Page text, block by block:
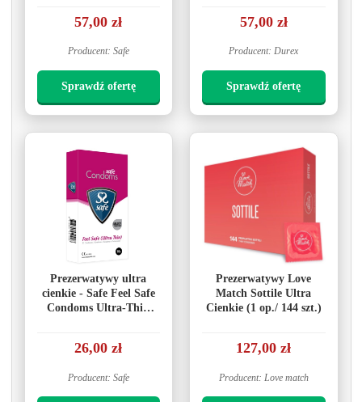
57,00 zł
Producent: Safe
Sprawdź ofertę
57,00 zł
Producent: Durex
Sprawdź ofertę
Prezerwatywy ultra
cienkie - Safe Feel Safe
Condoms Ultra-Thin
26,00 zł
Producent: Safe
Prezerwatywy Love
Match Sottile Ultra
Cienkie (1 op./ 144 szt.)
127,00 zł
Producent: Love match